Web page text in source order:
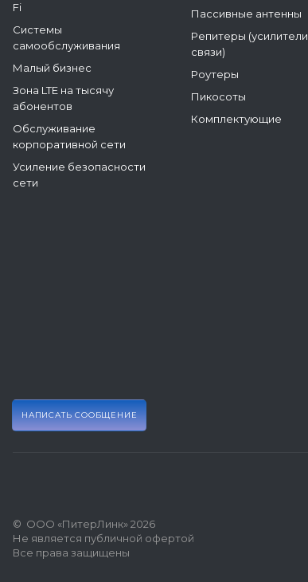
Fi
Системы
самообслуживания
Малый бизнес
Зона LTE на тысячу
абонентов
Обслуживание
корпоративной сети
Усиление безопасности
сети
Пассивные антенны
Репитеры (усилители
связи)
Роутеры
Пикосоты
Комплектующие
НАПИСАТЬ СООБЩЕНИЕ
© ООО «ПитерЛинк» 2026
Не является публичной офертой
Все права защищены